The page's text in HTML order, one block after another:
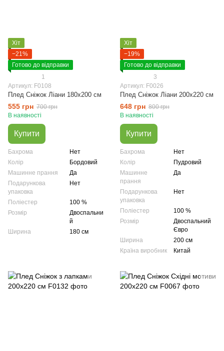
Хіт
−21%
Готово до відправки
1
Артикул: F0108
Плед Сніжок Ліани 180x200 см
555 грн 700 грн
В наявності
Купити
Бахрома
Нет
Колір
Бордовий
Машинне прання
Да
Подарункова
упаковка
Нет
Поліестер
100 %
Розмір
Двоспальни
й
Ширина
180 см
Хіт
−19%
Готово до відправки
3
Артикул: F0026
Плед Сніжок Ліани 200x220 см
648 грн 800 грн
В наявності
Купити
Бахрома
Нет
Колір
Пудровий
Машинне
прання
Да
Подарункова
упаковка
Нет
Поліестер
100 %
Розмір
Двоспальний
Євро
Ширина
200 см
Країна виробник
Китай